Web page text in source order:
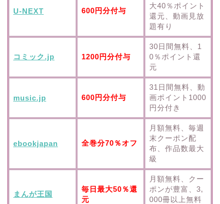
U-NEXT 600円分付与
大40％ポイント
還元、動画見放
題有り
コミック.jp 1200円分付与
30日間無料、1
0％ポイント還
元
music.jp 600円分付与
31日間無料、動
画ポイント1000
円分付き
ebookjapan 全巻分70％オフ
月額無料、毎週
末クーポン配
布、作品数最大
級
まんが王国
毎日最大50％還
元
月額無料、クー
ポンが豊富、3,
000冊以上無料